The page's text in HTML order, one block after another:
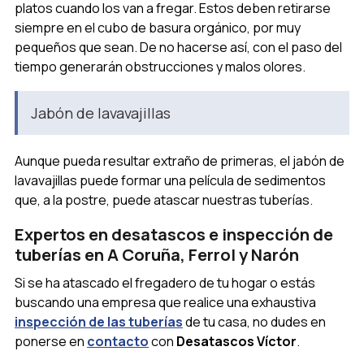
platos cuando los van a fregar. Estos deben retirarse
siempre en el cubo de basura orgánico, por muy
pequeños que sean. De no hacerse así, con el paso del
tiempo generarán obstrucciones y malos olores.
Jabón de lavavajillas
Aunque pueda resultar extraño de primeras, el jabón de
lavavajillas puede formar una película de sedimentos
que, a la postre, puede atascar nuestras tuberías.
Expertos en desatascos e inspección de
tuberías en A Coruña, Ferrol y Narón
Si se ha atascado el fregadero de tu hogar o estás
buscando una empresa que realice una exhaustiva
inspección de las tuberíasde tu casa, no dudes en
ponerse en contactocon Desatascos Víctor.